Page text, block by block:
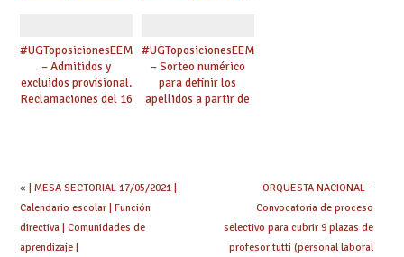
#UGToposicionesEEMMclm2021
– Admitidos y
excluidos provisional.
Reclamaciones del 16
#UGToposicionesEEMMclm2021
– Sorteo numérico
para definir los
apellidos a partir de
«
| MESA SECTORIAL 17/05/2021 |
Calendario escolar | Función
directiva | Comunidades de
aprendizaje |
ORQUESTA NACIONAL –
Convocatoria de proceso
selectivo para cubrir 9 plazas de
profesor tutti (personal laboral